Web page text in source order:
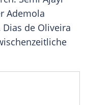
Ademola
de Oliveira